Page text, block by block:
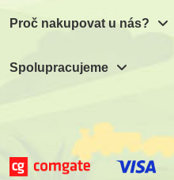
Proč nakupovat u nás?
Spolupracujeme